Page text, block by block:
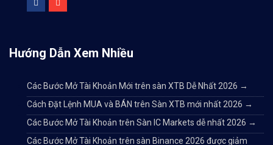
Hướng Dẫn Xem Nhiều
Các Bước Mở Tài Khoản Mới trên sàn XTB Dễ Nhất 2026 →
Cách Đặt Lệnh MUA và BÁN trên Sàn XTB mới nhất 2026 →
Các Bước Mở Tài Khoản trên Sàn IC Markets dễ nhất 2026 →
Các Bước Mở Tài Khoản trên sàn Binance 2026 được giảm